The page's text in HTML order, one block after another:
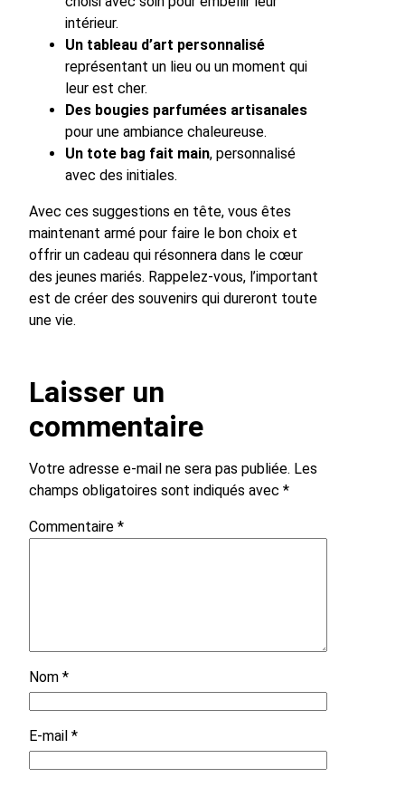
intérieur.
Un tableau d’art personnalisé
représentant un lieu ou un moment qui
leur est cher.
Des bougies parfumées artisanales
pour une ambiance chaleureuse.
Un tote bag fait main, personnalisé
avec des initiales.
Avec ces suggestions en tête, vous êtes
maintenant armé pour faire le bon choix et
offrir un cadeau qui résonnera dans le cœur
des jeunes mariés. Rappelez-vous, l’important
est de créer des souvenirs qui dureront toute
une vie.
Laisser un
commentaire
Votre adresse e-mail ne sera pas publiée. Les
champs obligatoires sont indiqués avec *
Commentaire *
Nom *
E-mail *